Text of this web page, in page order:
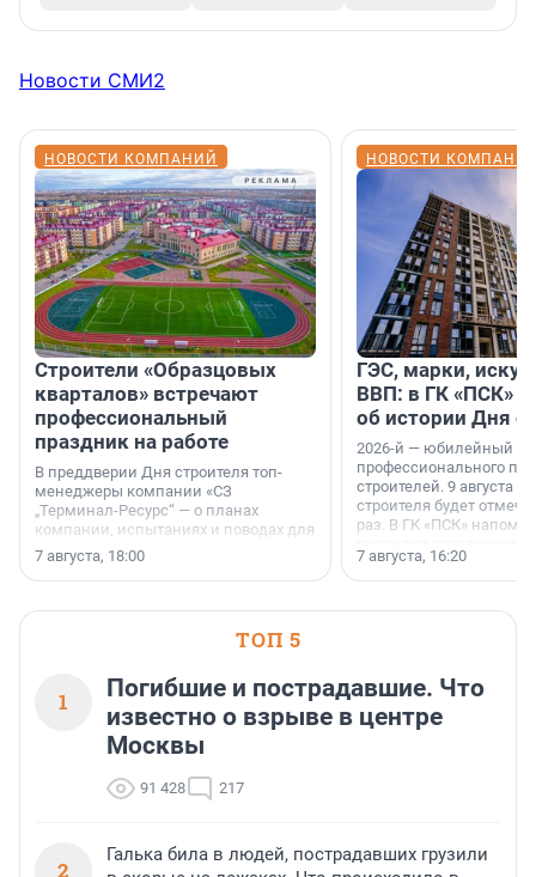
Новости СМИ2
НОВОСТИ КОМПАНИЙ
Строители «Образцовых
кварталов» встречают
профессиональный
праздник на работе
В преддверии Дня строителя топ-
менеджеры компании «СЗ
„Терминал-Ресурс“ — о планах
компании, испытаниях и поводах для
осторожного оптимизма.
7 августа, 18:00
НОВОСТИ
ГЭС, марки,
ВВП: в ГК «ПСК»
об истории Дня
2026-й — юбилейный
профессионального
строителей. 9 августа
строителя будет
раз. В ГК «ПСК»
поменялась роль
7 августа, 16:20
ТОП 5
1
Погибшие и пострадавшие. Что
известно о взрыве в центре
Москвы
91 428 217
2
Галька била в людей, пострадавших грузили